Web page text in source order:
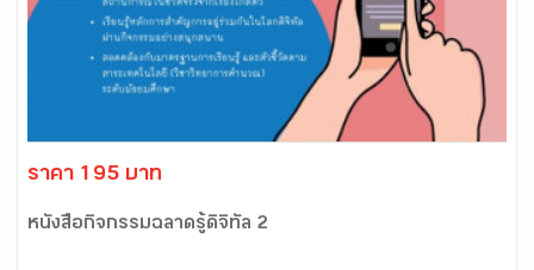
ราคา 195 บาท
หนังสือกิจกรรมฉลาดรู้ดิจิทัล 2